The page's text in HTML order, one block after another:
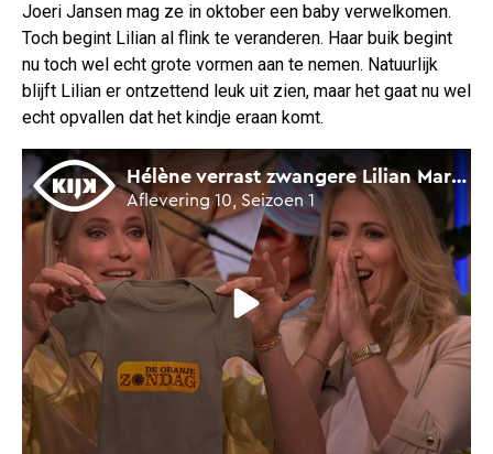
Joeri Jansen mag ze in oktober een baby verwelkomen.
Toch begint Lilian al flink te veranderen. Haar buik begint
nu toch wel echt grote vormen aan te nemen. Natuurlijk
blijft Lilian er ontzettend leuk uit zien, maar het gaat nu wel
echt opvallen dat het kindje eraan komt.